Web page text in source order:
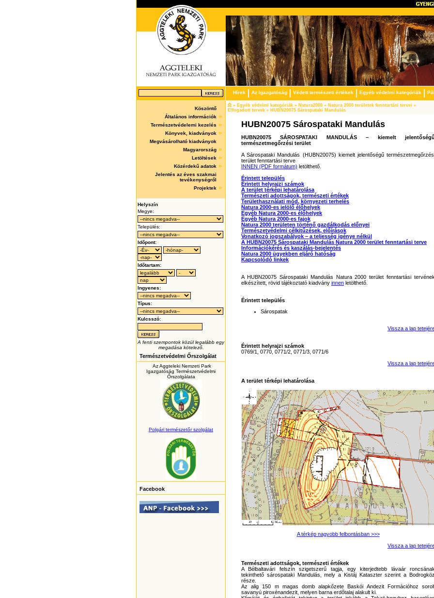
Hírek Az Igazgatóság Védett természeti értékek Egyéb védelmi kategóriák
Köszöntő
Általános információk
Természetvédelemi kezelés
Könyvek, kiadványok
Megvásárolható kiadványok
Magyarország
Letöltések
Közérdekű adatok
Jelentés az éves szakmai
tevékenységről
Projektek
Helyszín
Megye:
Település:
Időpont:
Időtartam:
Ingyenes:
Típus:
Kulcsszó:
A fenti szempontok közül legalább egy
megadása kötelező.
Természetvédelmi Őrszolgálat
Az Aggteleki Nemzeti Park
Igazgatóság Természetvédelmi
Őrszolgálata
Polgári természetőr szolgálat
Facebook
» Egyéb védelmi kategóriák » Natura2000 » Natura 2000 területek fenntartási tervei »
Elfogadott tervek » HUBN20075 Sárospataki Mandulás
HUBN20075 Sárospataki Mandulás
HUBN20075 SÁROSPATAKI MANDULÁS – kiemelt jelentőségű
természetmegőrzési terület
A Sárospataki Mandulás (HUBN20075) kiemelt jelentőségű
terület fenntartási terve
INNEN (PDF formátum) letölthető.
Érintett település
Érintett helyrajzi számok
A terület térképi lehatárolása
Természeti adottságok, természeti értékek
Területhasználati mód, környezeti terhelés
Natura 2000-es jelölő élőhelyek
Egyéb Natura 2000-es élőhelyek
Egyéb Natura 2000-es fajok
Natura 2000 területen történő gazdálkodás előnyei
Természetvédelmi célkitűzések, előírások
Vonatkozó jogszabályok – a teljesség igénye nélkül
A HUBN20075 Sárospataki Mandulás Natura 2000 terület fenntartási terve
Információkérés és kaszálás-bejelentés
Natura 2000 ügyekben eljáró hatóság
Kapcsolódó linkek
A HUBN20075 Sárospataki Mandulás Natura 2000 terület fenntartási tervének
elkészített, rövid tájékoztató kiadvány innen letölthető.
Érintett település
Sárospatak
Vissza a lap
Érintett helyrajzi számok
0769/1, 0770, 0771/2, 0771/3, 0771/6
Vissza a lap
A terület térképi lehatárolása
A térkép nagyobb felbontásban >>>
Vissza a lap
Természeti adottságok, természeti értékek
A Bélbaltavári felszín szigetszerű tagja, egy kiterjedtebb lávaár roncsának
tekinthető sárospataki Mandulás, mely a Kistáj Kataszter szerint a Bodrogköz
része.
Az alig 150 m magas domb alapkőzete Baskói Andezit Formációhoz
savanyú piroxénandezit, melyen barna erdőtalaj alakult ki.